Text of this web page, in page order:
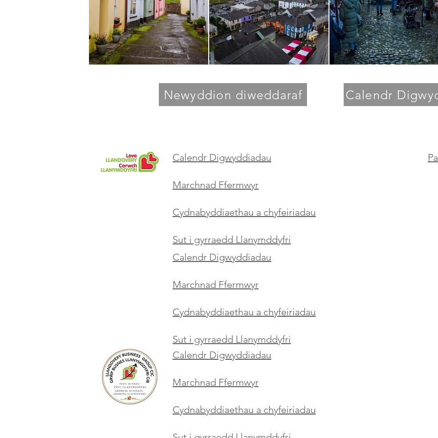
Newyddion diweddaraf Calendr
Calendr Digwyddiadau
Marchnad Ffermwyr
Cydnabyddiaethau a chyfeiriadau
Sut i gyrraedd Llanymddyfri
Calendr Digwyddiadau
Marchnad Ffermwyr
Cydnabyddiaethau a chyfeiriadau
Sut i gyrraedd Llanymddyfri
Calendr Digwyddiadau
Marchnad Ffermwyr
Cydnabyddiaethau a chyfeiriadau